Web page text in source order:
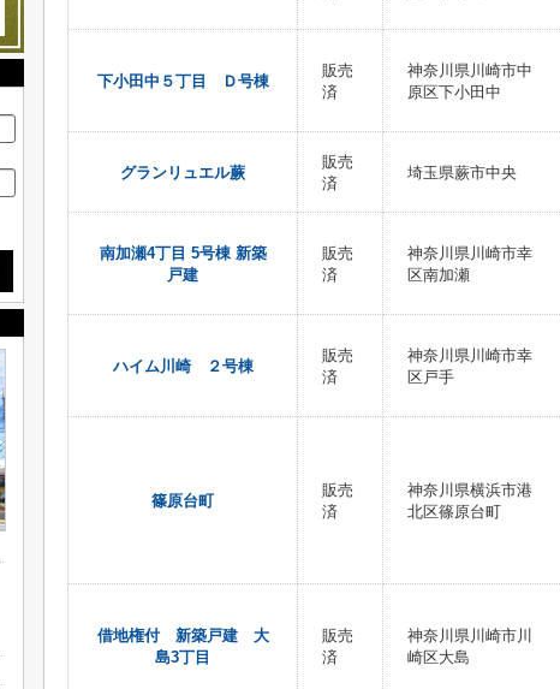
下小田中５丁目 Ｄ号棟
販売
済
神奈川県川崎市中
原区下小田中
グランリュエル蕨
販売
済
埼玉県蕨市中央
南加瀬4丁目 5号棟 新築
戸建
販売
済
神奈川県川崎市幸
区南加瀬
ハイム川崎 ２号棟
販売
済
神奈川県川崎市幸
区戸手
篠原台町
販売
済
神奈川県横浜市港
北区篠原台町
借地権付 新築戸建 大
島3丁目
販売
済
神奈川県川崎市川
崎区大島